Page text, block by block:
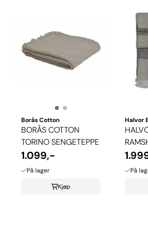
Borås Cotton
BORÅS COTTON
TORINO SENGETEPPE
1.099,-
På lager
Kjøp
Halvor
På